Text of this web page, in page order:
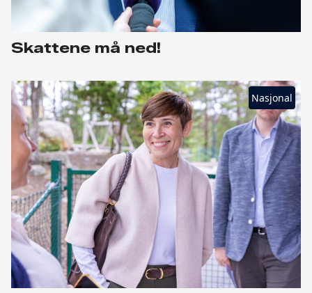
Skattene må ned!
Nasjonal